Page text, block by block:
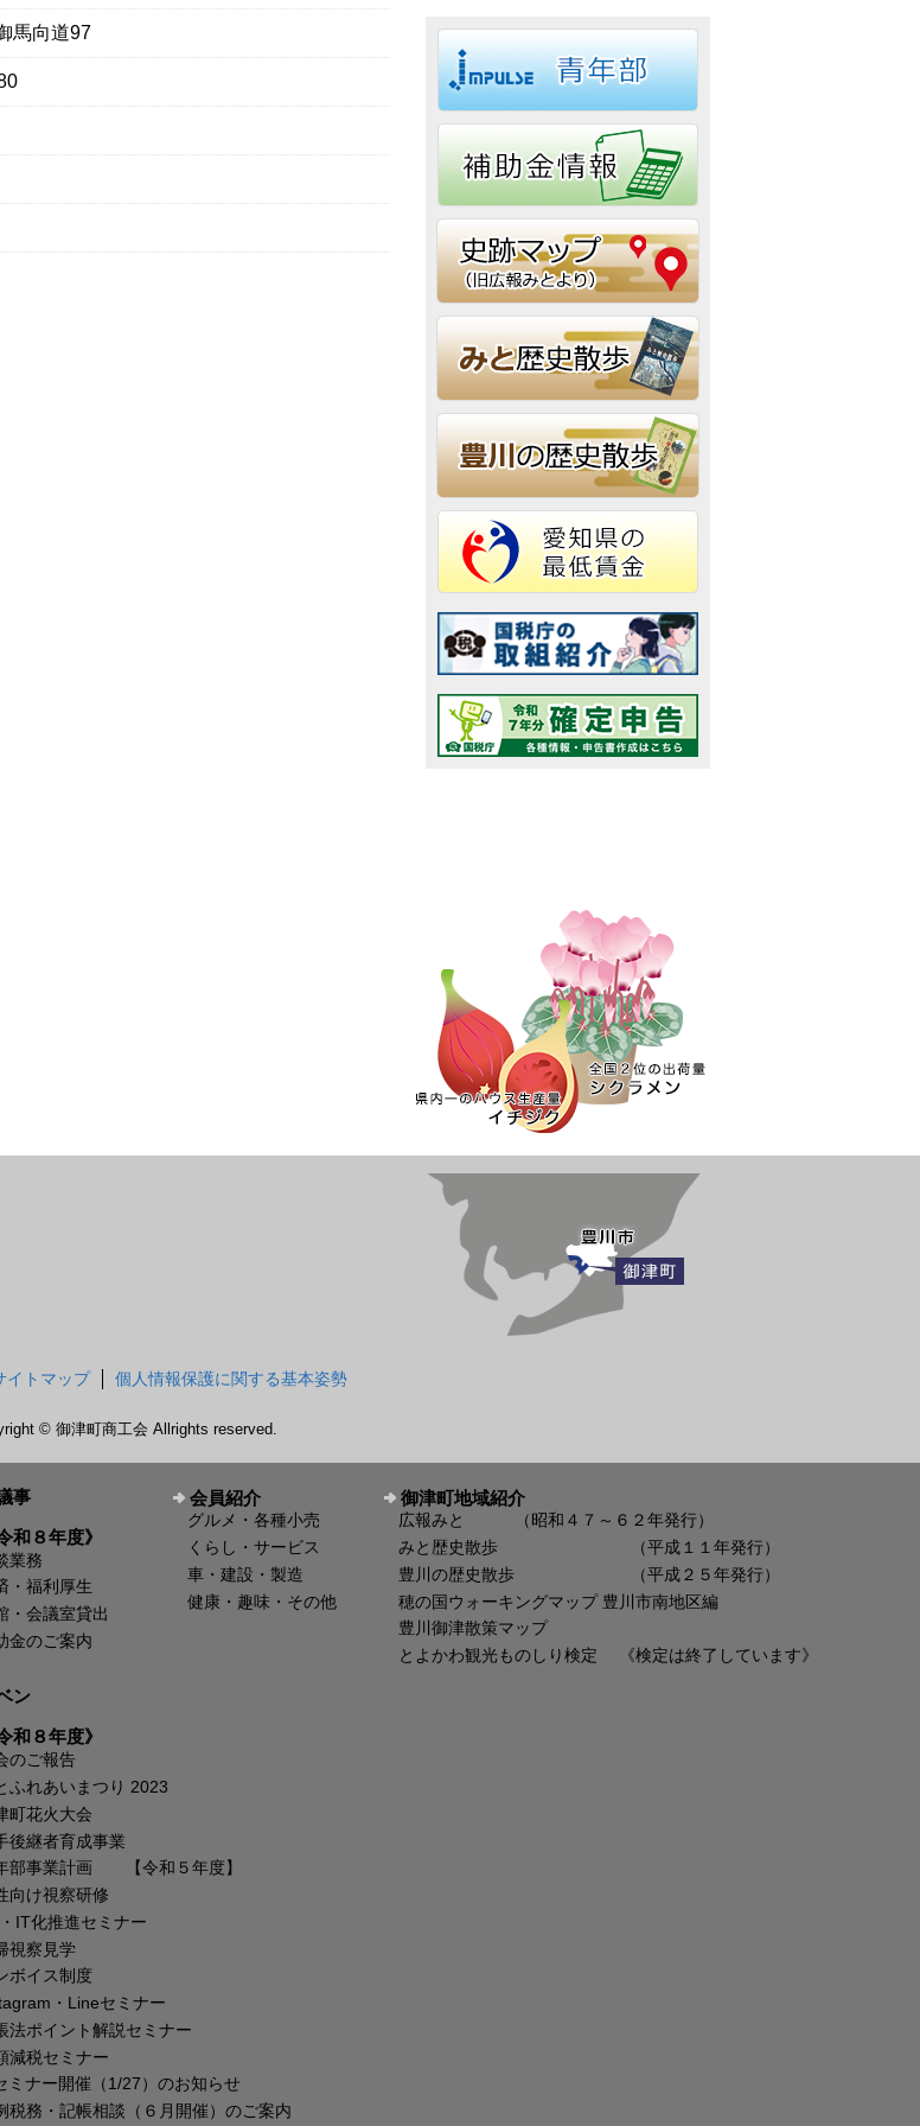
馬向道97
イトマップ 個人情報保護に関する基本姿勢
© 御津町商工会 Allrights reserved.
事
和８年度》
業務
・福利厚生
・会議室貸出
金のご案内
会員紹介
グルメ・各種小売
くらし・サービス
車・建設・製造
健康・趣味・その他
御津町地域紹介
広報みと （昭和４７～６２年発行）
みと歴史散歩 （平成１１年発行）
豊川の歴史散歩 （平成２５年発行）
穂の国ウォーキングマップ 豊川市南地区編
豊川御津散策マップ
とよかわ観光ものしり検定 《検定は終了しています》
ン
和８年度》
のご報告
ふれあいまつり 2023
町花火大会
後継者育成事業
部事業計画 【令和５年度】
向け視察研修
IT化推進セミナー
視察見学
ボイス制度
・Lineセミナー
法ポイント解説セミナー
減税セミナー
ミナー開催（1/27）のお知らせ
税務・記帳相談（６月開催）のご案内